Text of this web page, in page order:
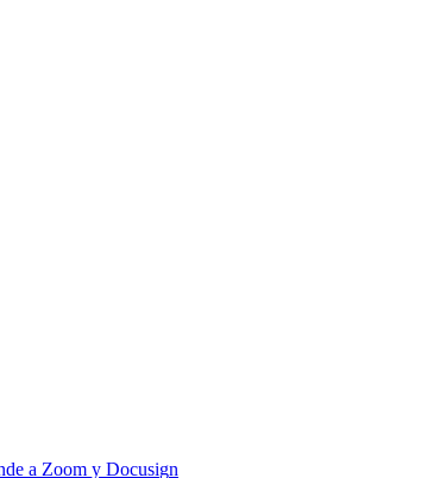
de a Zoom y Docusign